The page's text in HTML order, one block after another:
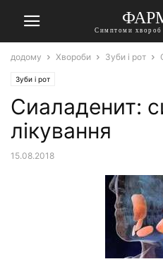
Симптоми хвороб
додому Хвороби Зуби і рот
Зуби і рот
Сиаладенит:
лікування
15.08.2018